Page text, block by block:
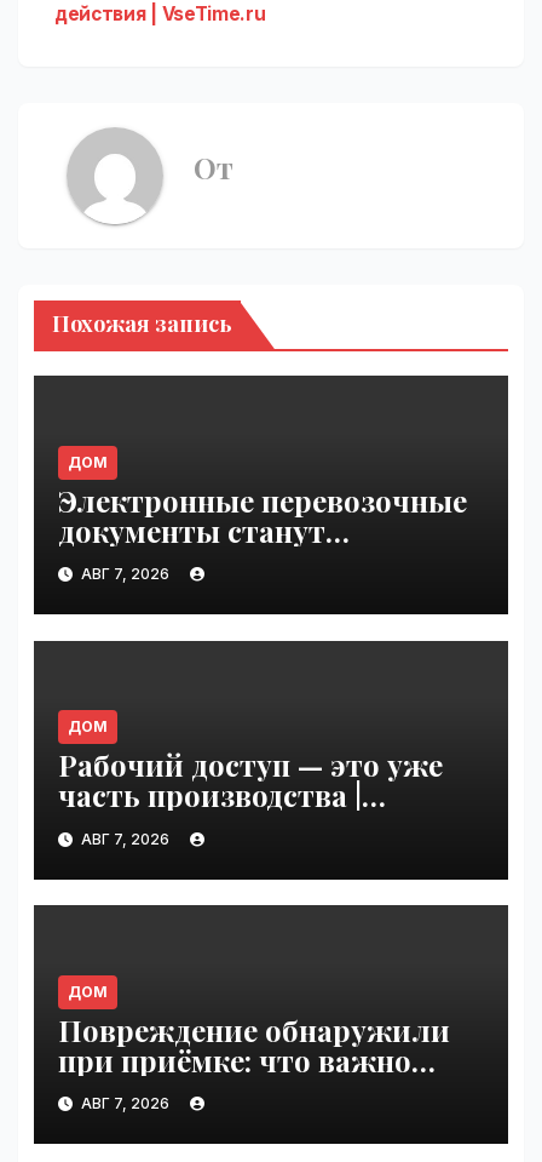
действия | VseTime.ru
От
Похожая запись
ДОМ
Электронные перевозочные
документы станут
обязательными с сентября
2026 года: готов ли рынок к
переходу | VseTime.ru
АВГ 7, 2026
ДОМ
Рабочий доступ — это уже
часть производства |
VseTime.ru
АВГ 7, 2026
ДОМ
Повреждение обнаружили
при приёмке: что важно
зафиксировать сразу |
VseTime.ru
АВГ 7, 2026